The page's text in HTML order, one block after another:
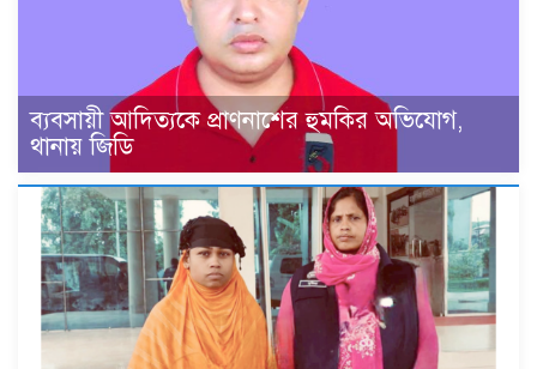
ব্যবসায়ী আদিত্যকে প্রাণনাশের হুমকির অভিযোগ,
থানায় জিডি